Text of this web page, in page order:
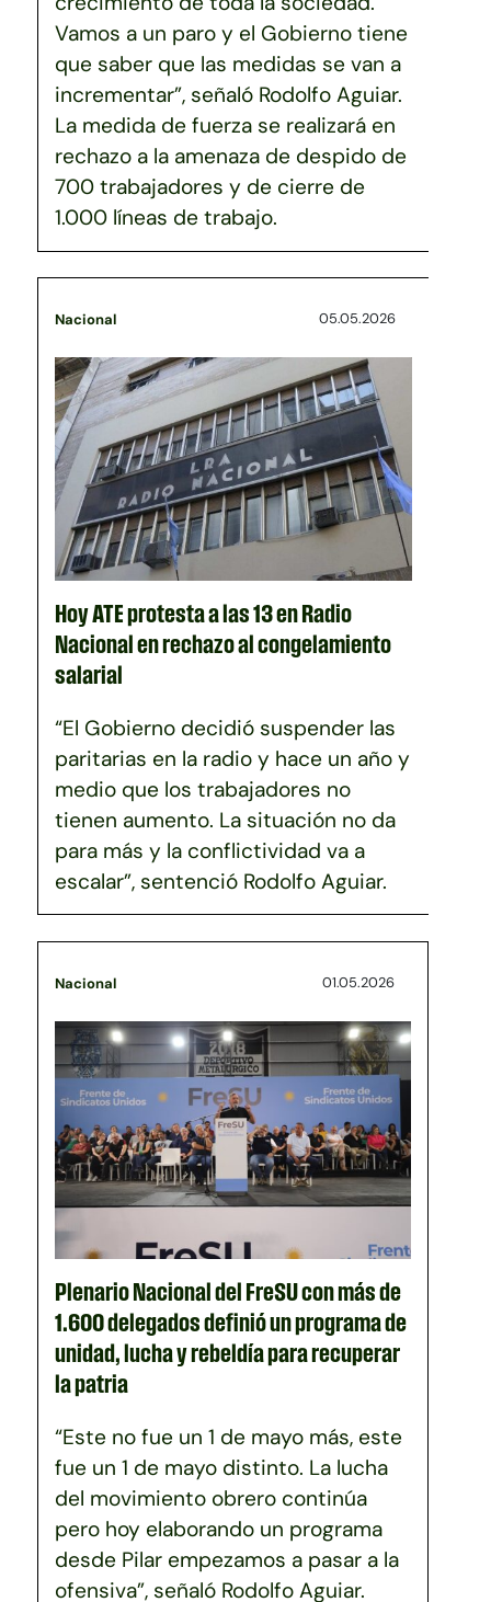
Vamos a un paro y el Gobierno tiene
que saber que las medidas se van a
incrementar”, señaló Rodolfo Aguiar.
La medida de fuerza se realizará en
rechazo a la amenaza de despido de
700 trabajadores y de cierre de
1.000 líneas de trabajo.
Nacional 05.05.2026
Hoy ATE protesta a las 13 en Radio
Nacional en rechazo al congelamiento
salarial
“El Gobierno decidió suspender las
paritarias en la radio y hace un año y
medio que los trabajadores no
tienen aumento. La situación no da
para más y la conflictividad va a
escalar”, sentenció Rodolfo Aguiar.
Nacional 01.05.2026
Plenario Nacional del FreSU con más de
1.600 delegados definió un programa de
unidad, lucha y rebeldía para recuperar
la patria
“Este no fue un 1 de mayo más, este
fue un 1 de mayo distinto. La lucha
del movimiento obrero continúa
pero hoy elaborando un programa
desde Pilar empezamos a pasar a la
ofensiva”, señaló Rodolfo Aguiar.